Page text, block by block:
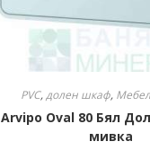
PVC,долен шкаф,
Arvipo Oval 80 Бял
мивка